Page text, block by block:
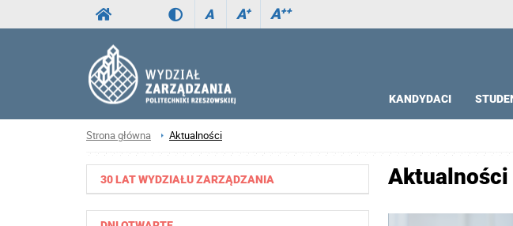
A A+ A++
KANDYDACI
Strona główna Aktualności
30 LAT WYDZIAŁU ZARZĄDZANIA Aktualności